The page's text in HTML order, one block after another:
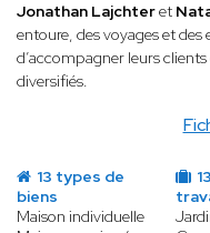
Jonathan Lajchteret
entoure, des voyages et
d’accompagner leurs
diversifiés.
13 types de
biens
Maison individuelle